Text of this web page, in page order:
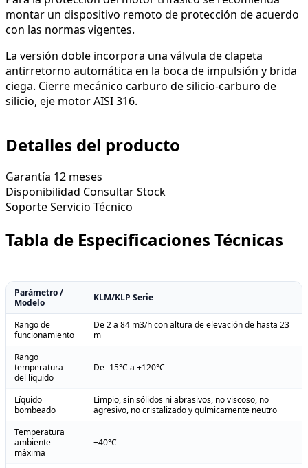
montar un dispositivo remoto de protección de acuerdo
con las normas vigentes.
La versión doble incorpora una válvula de clapeta
antirretorno automática en la boca de impulsión y brida
ciega. Cierre mecánico carburo de silicio-carburo de
silicio, eje motor AISI 316.
Detalles del producto
Garantía 12 meses
Disponibilidad Consultar Stock
SoporteServicio Técnico
Tabla de Especificaciones Técnicas
Parámetro /
Modelo
KLM/KLP Serie
Rango de
funcionamiento
De 2 a 84 m3/h con altura de elevación de hasta 23
m
Rango
temperatura
del líquido
De -15°C a +120°C
Líquido
bombeado
Limpio, sin sólidos ni abrasivos, no viscoso, no
agresivo, no cristalizado y químicamente neutro
Temperatura
ambiente
máxima
+40°C